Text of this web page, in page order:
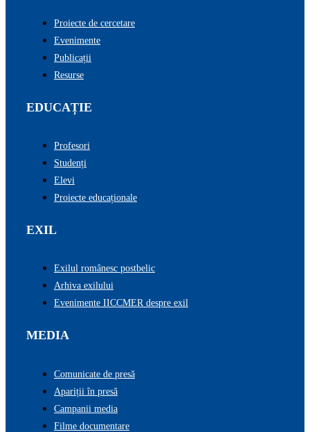
Proiecte de cercetare
Evenimente
Publicații
Resurse
EDUCAȚIE
Profesori
Studenți
Elevi
Proiecte educaționale
EXIL
Exilul românesc postbelic
Arhiva exilului
Evenimente IICCMER despre exil
MEDIA
Comunicate de presă
Apariții în presă
Campanii media
Filme documentare